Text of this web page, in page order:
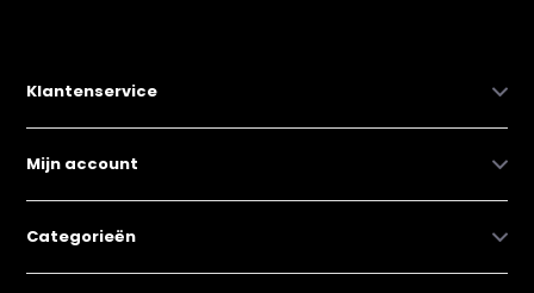
Klantenservice
Mijn account
Categorieën